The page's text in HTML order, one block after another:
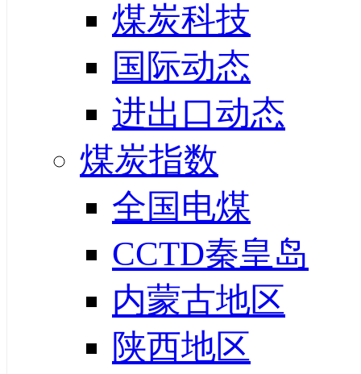
煤炭科技
国际动态
进出口动态
煤炭指数
全国电煤
CCTD秦皇岛
内蒙古地区
陕西地区